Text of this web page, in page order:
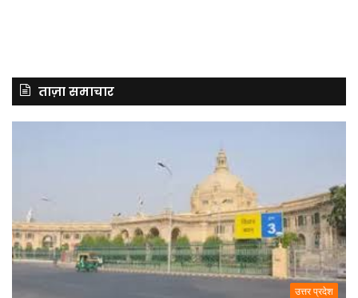
ताज़ा समाचार
उत्तर प्रदेश